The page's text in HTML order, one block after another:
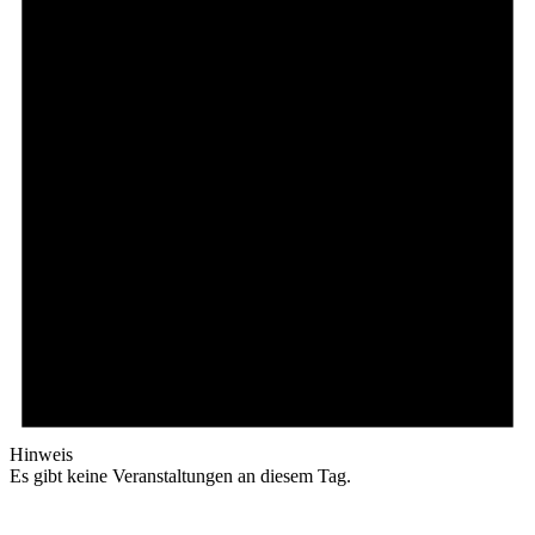
Hinweis
Es gibt keine Veranstaltungen an diesem Tag.